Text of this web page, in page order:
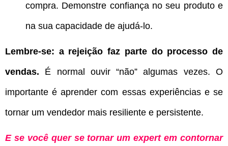
compra. Demonstre confiança no seu produto e
na sua capacidade de ajudá-lo.
Lembre-se: a rejeição faz parte do processo de
vendas. É normal ouvir “não” algumas vezes. O
importante é aprender com essas experiências e se
tornar um vendedor mais resiliente e persistente.
E se você quer se tornar um expert em contornar